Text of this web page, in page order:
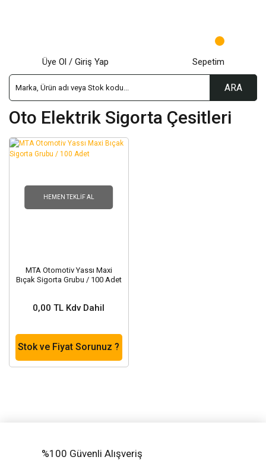
ARA
Üye Ol / Giriş Yap Sepetim
Oto Elektrik Sigorta Çesitleri
HEMEN TEKLIF AL
MTA Otomotiv Yassı Maxi
Bıçak Sigorta Grubu / 100 Adet
0,00 TL Kdv Dahil
Stok ve Fiyat Sorunuz ?
%100 Güvenli Alışveriş